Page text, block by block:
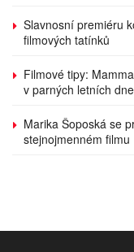
Slavnosní premiéru
filmových tatínků
Filmové tipy:
v parných letních
Marika Šoposká se
stejnojmenném filmu